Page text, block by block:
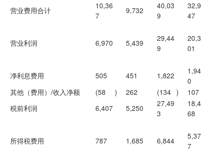
营业费用合计
10,36
7
9,732
40,03
9
32,9
47
营业利润 6,970 5,439
29,44
9
20,3
01
净利息费用 505 451 1,822
1,94
0
其他（费用）/收入净额
(58 ) 262 (134 )
107
税前利润
6,407 5,250
27,49
3
18,4
68
所得税费用 787 1,685 6,844
5,37
7